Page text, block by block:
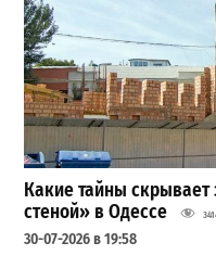
Какие тайны
стеной» в Одессе
30-07-2026 в 19:58